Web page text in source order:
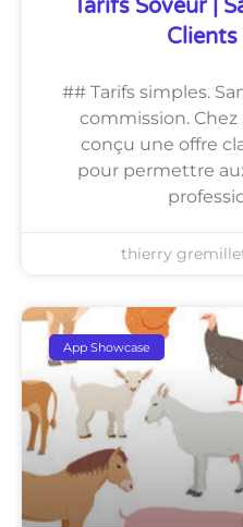
Tarifs Soveur |
## Tarifs simples.
commission. Chez
conçu une offre
pour permettre
thierry
App Showcase